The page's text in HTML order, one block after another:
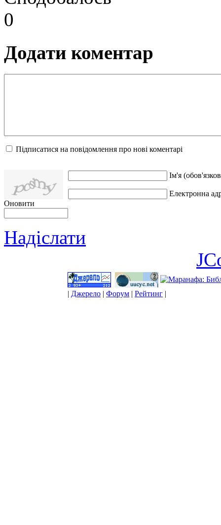
0
Додати коментар
Підписатися на повідомлення про нові коментарі
Оновити
Ім'я
Електронна
Надіслати
| Джерело | Форум | Рейтинг |